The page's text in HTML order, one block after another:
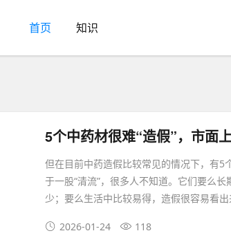
首页 知识
5个中药材很难“造假”，市面
但在目前中药造假比较常见的情况下，有5
于一股“清流”，很多人不知道。它们要么
少；要么生活中比较易得，造假很容易看
2026-01-24 118